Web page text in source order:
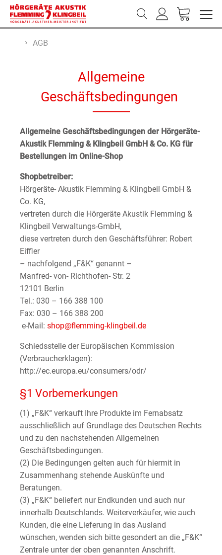
AGB
Allgemeine
Geschäftsbedingungen
Allgemeine Geschäftsbedingungen der Hörgeräte-
Akustik Flemming & Klingbeil GmbH & Co. KG für
Bestellungen im Online-Shop
Shopbetreiber:
Hörgeräte- Akustik Flemming & Klingbeil GmbH &
Co. KG,
vertreten durch die Hörgeräte Akustik Flemming &
Klingbeil Verwaltungs-GmbH,
diese vertreten durch den Geschäftsführer: Robert
Eiffler
– nachfolgend „F&K“ genannt –
Manfred- von- Richthofen- Str. 2
12101 Berlin
Tel.: 030 – 166 388 100
Fax: 030 – 166 388 200
e-Mail: shop@flemming-klingbeil.de
Schiedsstelle der Europäischen Kommission
(Verbraucherklagen):
http://ec.europa.eu/consumers/odr/
§1 Vorbemerkungen
(1) „F&K“ verkauft Ihre Produkte im Fernabsatz
ausschließlich auf Grundlage des Deutschen Rechts
und zu den nachstehenden Allgemeinen
Geschäftsbedingungen.
(2) Die Bedingungen gelten auch für hiermit in
Zusammenhang stehende Auskünfte und
Beratungen.
(3) „F&K“ beliefert nur Endkunden und auch nur
innerhalb Deutschlands. Weiterverkäufer, wie auch
Kunden, die eine Lieferung in das Ausland
wünschen, wenden sich bitte gesondert an die „F&K“
Zentrale unter der oben genannten Anschrift.